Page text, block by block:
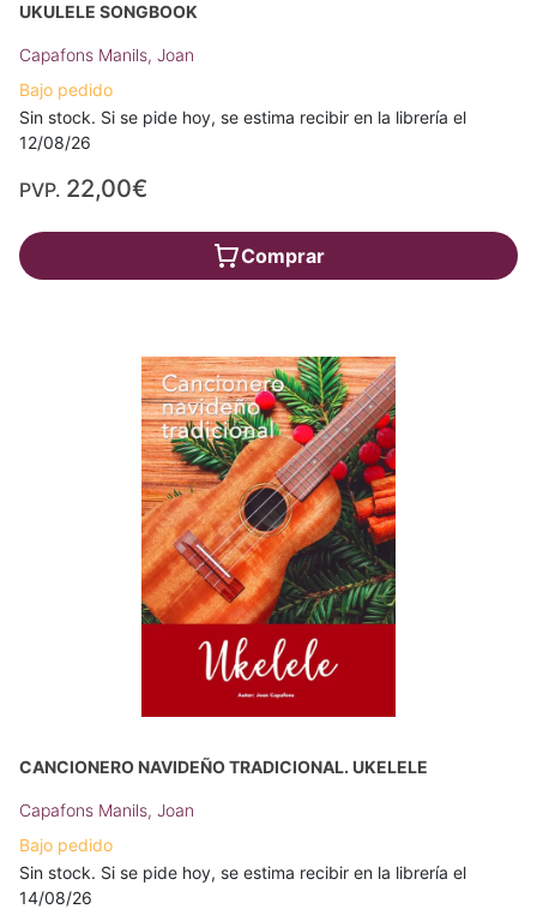
UKULELE SONGBOOK
Capafons Manils, Joan
Bajo pedido
Sin stock. Si se pide hoy, se estima recibir en la librería el
12/08/26
PVP. 22,00€
Comprar
CANCIONERO NAVIDEÑO TRADICIONAL. UKELELE
Capafons Manils, Joan
Bajo pedido
Sin stock. Si se pide hoy, se estima recibir en la librería el
14/08/26